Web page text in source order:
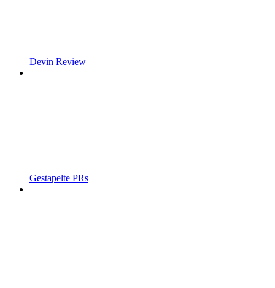
Devin Review
Gestapelte PRs